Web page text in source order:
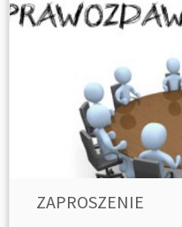
ZAPROSZENIE